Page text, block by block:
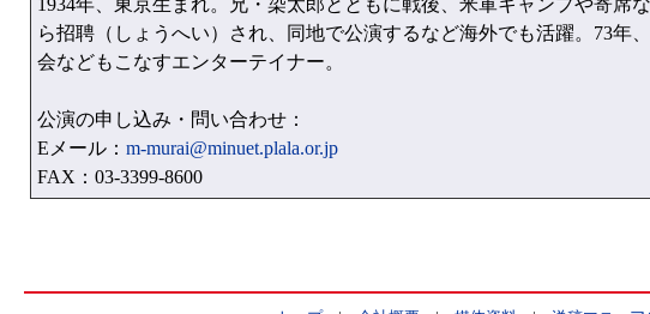
1934年、東京生まれ。兄・染太郎とともに戦後、米軍キャンプや寄
ら招聘（しょうへい）され、同地で公演するなど海外でも活躍。73
会などもこなすエンターテイナー。
公演の申し込み・問い合わせ：
Eメール： m-murai@minuet.plala.or.jp
FAX：03-3399-8600